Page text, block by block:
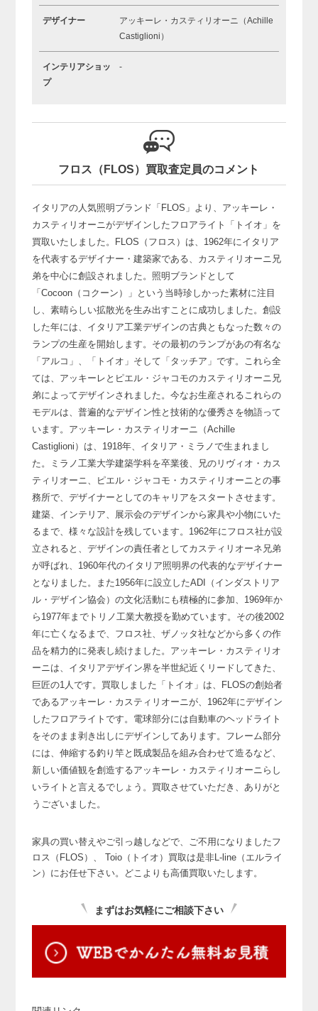
デザイナー
アッキーレ・カスティリオーニ（Achille
Castiglioni）
インテリアショッ
プ
-
フロス（FLOS）買取査定員のコメント
イタリアの人気照明ブランド「FLOS」より、 アッキーレ・
カスティリオーニがデザインしたフロアライト「トイオ」を
買取いたしました。
FLOS（フロス）は、1962年にイタリア
を代表するデザイナー・建築家である、 カスティリオーニ兄
弟を中心に創設されました。 照明ブランドとして
「Cocoon（コクーン）」という当時珍しかった素材に注目
し、 素晴らしい拡散光を生み出すことに成功しました。 創設
した年には、イタリア工業デザインの古典ともなった数々の
ランプの生産を開始します。 その最初のランプがあの有名な
「アルコ」、「トイオ」そして「タッチア」です。 これら全
ては、アッキーレとピエル・ジャコモのカスティリオーニ兄
弟によってデザインされました。 今なお生産されるこれらの
モデルは、 普遍的なデザイン性と技術的な優秀さを物語って
います。 アッキーレ・カスティリオーニ（Achille
Castiglioni）は、 1918年、イタリア・ミラノで生まれまし
た。
ミラノ工業大学建築学科を卒業後、
兄のリヴィオ・カス
ティリオーニ、ピエル・ジャコモ・カスティリオーニとの事
務所で、 デザイナーとしてのキャリアをスタートさせます。
建築、インテリア、展示会のデザインから家具や小物にいた
るまで、 様々な設計を残しています。 1962年にフロス社が設
立されると、デザインの責任者としてカスティリオーネ兄弟
が呼ばれ、 1960年代のイタリア照明界の代表的なデザイナー
となりました。
また1956年に設立したADI（インダストリア
ル・デザイン協会）の文化活動にも積極的に参加、 1969年か
ら1977年までトリノ工業大教授を勤めています。 その後2002
年に亡くなるまで、フロス社、ザノッタ社などから 多くの作
品を精力的に発表し続けました。 アッキーレ・カスティリオ
ーニは、イタリアデザイン界を半世紀近くリードしてきた、
巨匠の1人です。 買取しました「トイオ」は、FLOSの創始者
であるアッキーレ・カスティリオーニが、 1962年にデザイン
したフロアライトです。 電球部分には自動車のヘッドライト
をそのまま剥き出しにデザインしてあります。 フレーム部分
には、伸縮する釣り竿と既成製品を組み合わせて造るなど、
新しい価値観を創造するアッキーレ・カスティリオーニらし
いライトと言えるでしょう。 買取させていただき、ありがと
うございました。
家具の買い替えやご引っ越しなどで、ご不用になりましたフ
ロス（FLOS）、
Toio（トイオ）買取は是非L-line（エルライ
ン）にお任せ下さい。どこよりも高価買取いたします。
まずはお気軽にご相談下さい